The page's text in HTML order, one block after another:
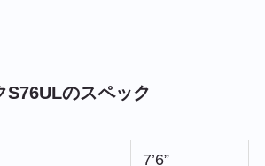
S76ULのスペック
7’6”